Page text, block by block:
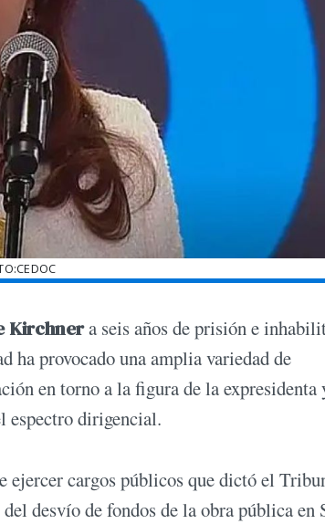
Kirchnera seis años de prisión e
ha provocado una amplia variedad de
en torno a la figura de la expresidenta
espectro dirigencial.
ejercer cargos públicos que dictó el
desvío de fondos de la obra pública en